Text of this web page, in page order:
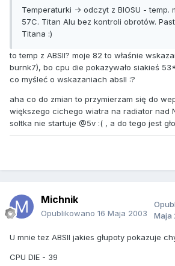
Temperaturki -> odczyt z BIOSU - temp.
57C. Titan Alu bez kontroli obrotów.
Titana :)
to temp z ABSII? moje 82 to właśnie
burnk7), bo cpu die pokazywało siakieś
co myśleć o wskazaniach absII :?
aha co do zmian to przymierzam się do
większego cichego wiatra na radiator nad
soltka nie startuje @5v :( , a do tego jest
Michnik
Opublikowano 16 Maja 2003
Maja
U mnie tez ABSII jakies głupoty pokazuje
CPU DIE - 39